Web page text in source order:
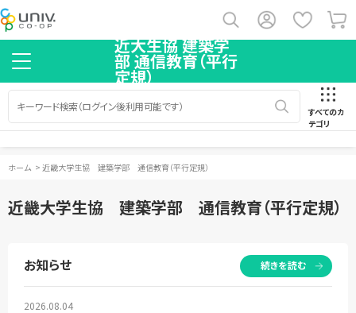
近大生協 建築学
部 通信教育（平行
定規）
すべてのカ
テゴリ
ホーム > 近畿大学生協 建築学部 通信教育（平行定規）
近畿大学生協 建築学部 通信教育（平行定規）
お知らせ
2026.08.04
続きを読む